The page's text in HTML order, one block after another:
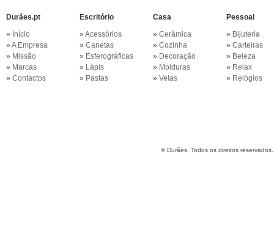
Durães.pt
» Início
» A Empresa
» Missão
» Marcas
» Contactos
Escritório
» Acessórios
» Canetas
» Esferográficas
» Lápis
» Pastas
Casa
» Cerâmica
» Cozinha
» Decoração
» Molduras
» Velas
Pessoal
» Bijuteria
» Carteiras
» Beleza
» Relax
» Relógios
©Durães. Todos os direitos